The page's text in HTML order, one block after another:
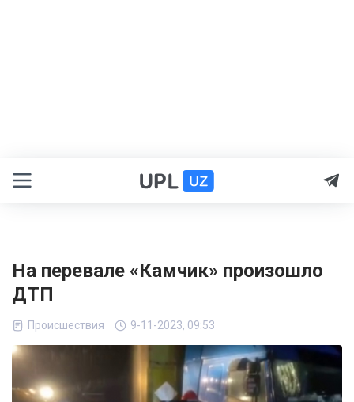
На перевале «Камчик» произошло
ДТП
Происшествия 9-11-2023, 09:53